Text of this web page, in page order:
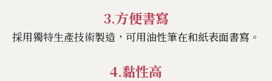
3.方便書寫
採用獨特生產技術製造，可用油性筆在和紙表面書寫。
4.黏性高